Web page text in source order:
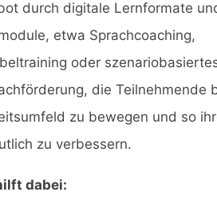
durch digitale Lernformate
etwa Sprachcoaching,
oder
die Teilnehmende
zu bewegen und so
zu verbessern.
dabei: